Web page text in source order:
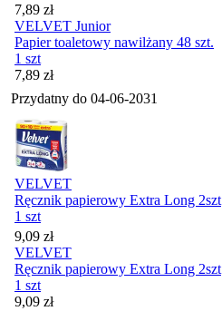
Cena
7,89 zł
VELVET Junior
Papier toaletowy nawilżany 48 szt.
1 szt
Cena
7,89 zł
Przydatny do 04-06-2031
VELVET
Ręcznik papierowy Extra Long 2szt
1 szt
Cena
9,09 zł
VELVET
Ręcznik papierowy Extra Long 2szt
1 szt
Cena
9,09 zł